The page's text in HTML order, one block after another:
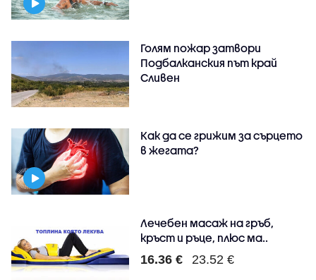
Голям пожар затвори
Подбалканския път край
Сливен
Как да се грижим за сърцето
в жегата?
Лечебен масаж на гръб,
кръст и ръце, плюс ма..
16.36 € 23.52 €